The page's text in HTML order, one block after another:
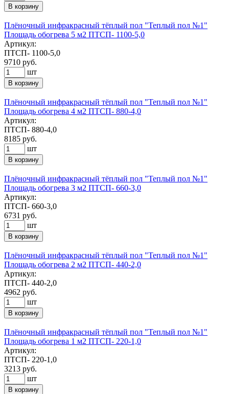
В корзину
Плёночный инфракрасный тёплый пол "Теплый пол №1"
Площадь обогрева 5 м2 ПТСП- 1100-5,0
Артикул:
ПТСП- 1100-5,0
9710 руб.
шт
В корзину
Плёночный инфракрасный тёплый пол "Теплый пол №1"
Площадь обогрева 4 м2 ПТСП- 880-4,0
Артикул:
ПТСП- 880-4,0
8185 руб.
шт
В корзину
Плёночный инфракрасный тёплый пол "Теплый пол №1"
Площадь обогрева 3 м2 ПТСП- 660-3,0
Артикул:
ПТСП- 660-3,0
6731 руб.
шт
В корзину
Плёночный инфракрасный тёплый пол "Теплый пол №1"
Площадь обогрева 2 м2 ПТСП- 440-2,0
Артикул:
ПТСП- 440-2,0
4962 руб.
шт
В корзину
Плёночный инфракрасный тёплый пол "Теплый пол №1"
Площадь обогрева 1 м2 ПТСП- 220-1,0
Артикул:
ПТСП- 220-1,0
3213 руб.
шт
В корзину